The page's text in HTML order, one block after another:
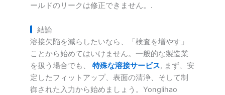
ールドのリークは修正できません。.
結論
溶接欠陥を減らしたいなら、「検査を増やす」
ことから始めてはいけません。一般的な製造業
を扱う場合でも、 特殊な溶接サービス, まず、安
定したフィットアップ、表面の清浄、そして制
御された入力から始めましょう。Yonglihao